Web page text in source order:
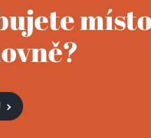
místo